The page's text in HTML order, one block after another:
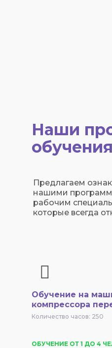
Наши
обучения
Предлагаем
нашими
рабочим
которые всегда
Обучение на
компрессора
Количество часов: 250
ОБУЧЕНИЕ ОТ 1 ДО 4